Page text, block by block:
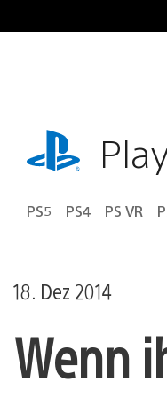
Inhalt
playstation.com
PS5 PS4 PS VR
18. Dez 2014
Wenn